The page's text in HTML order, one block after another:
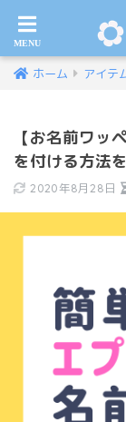
ホーム アイテ
【お名前ワッ
を付ける方法
2020年8月28日